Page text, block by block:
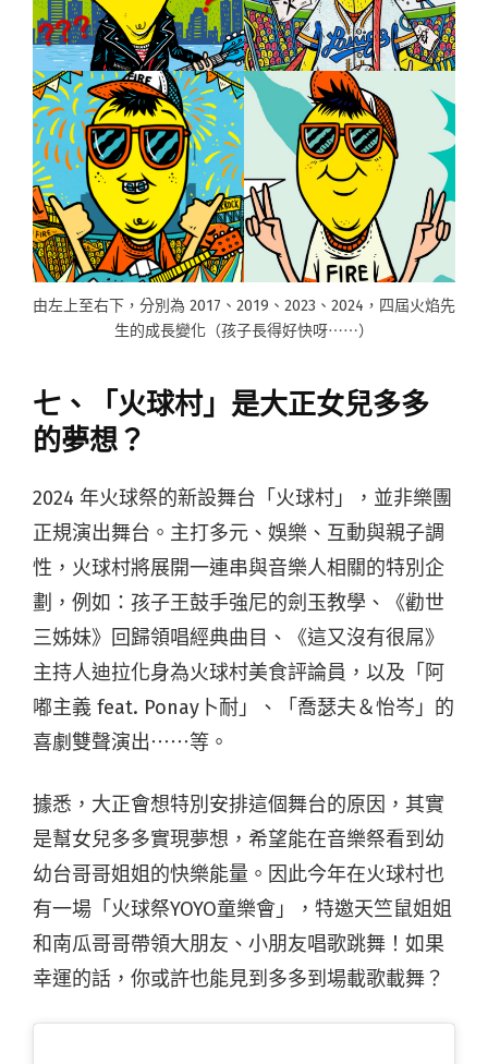
由左上至右下，分別為 2017、2019、2023、2024，四屆火焰先
生的成長變化（孩子長得好快呀⋯⋯）
七、「火球村」是大正女兒多多
的夢想？
2024 年火球祭的新設舞台「火球村」，並非樂團
正規演出舞台。主打多元、娛樂、互動與親子調
性，火球村將展開一連串與音樂人相關的特別企
劃，例如：孩子王鼓手強尼的劍玉教學、《勸世
三姊妹》回歸領唱經典曲目、《這又沒有很屌》
主持人迪拉化身為火球村美食評論員，以及「阿
嘟主義 feat. Ponay卜耐」、「喬瑟夫＆怡岑」的
喜劇雙聲演出⋯⋯等。
據悉，大正會想特別安排這個舞台的原因，其實
是幫女兒多多實現夢想，希望能在音樂祭看到幼
幼台哥哥姐姐的快樂能量。因此今年在火球村也
有一場「火球祭YOYO童樂會」，特邀天竺鼠姐姐
和南瓜哥哥帶領大朋友、小朋友唱歌跳舞！如果
幸運的話，你或許也能見到多多到場載歌載舞？